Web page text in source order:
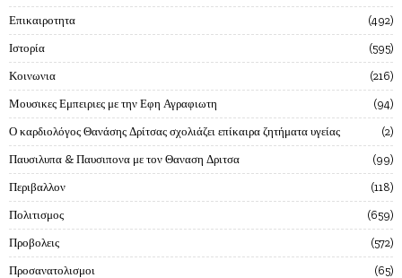
Επικαιροτητα 492
Ιστορία 595
Κοινωνια 216
Μουσικες Εμπειριες με την Εφη Αγραφιωτη 94
Ο καρδιολόγος Θανάσης Δρίτσας σχολιάζει επίκαιρα ζητήματα υγείας 2
Παυσιλυπα & Παυσιπονα με τον Θαναση Δριτσα 99
Περιβαλλον 118
Πολιτισμος 659
Προβολεις 572
Προσανατολισμοι 65